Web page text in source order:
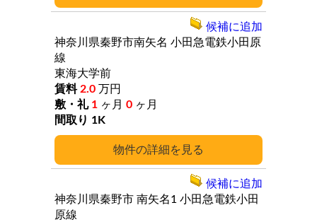
詳細
神奈川県秦野市南矢名 小田急電鉄小田原
線
東海大学前
2.0 万円
1 ヶ月 0 ヶ月
1K
候補に追加
神奈川県秦野市 南矢名1 小田急電鉄小田
原線
候補に追加